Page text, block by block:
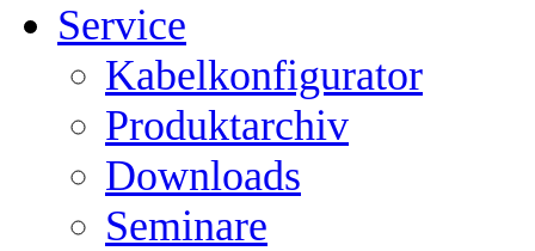
Service
Kabelkonfigurator
Produktarchiv
Downloads
Seminare